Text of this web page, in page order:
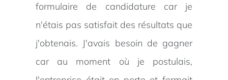
formulaire de candidature car je
n'étais pas satisfait des résultats que
j'obtenais. J'avais besoin de gagner
car au moment où je postulais,